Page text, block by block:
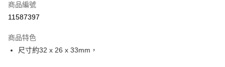
超商取貨付款
Apple Pay
商品編號
11587397
商品特色
尺寸約32 x 26 x 33mm，